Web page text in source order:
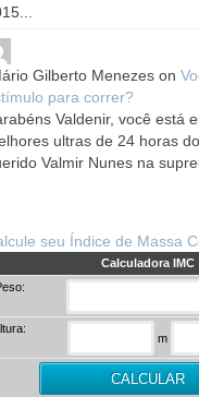
Gilberto Menezeson
para correr?
Valdenir, você está
ultras de 24 horas
Valmir Nunes na
seu Índice de Massa
Calculadora IMC
m